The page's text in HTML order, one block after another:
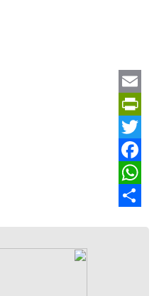
Email
PrintFriendly
Twitter
Facebook
WhatsApp